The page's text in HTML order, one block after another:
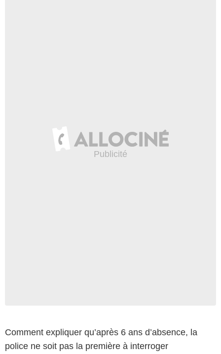
Comment expliquer qu’après 6 ans d’absence, la
police ne soit pas la première à interroger